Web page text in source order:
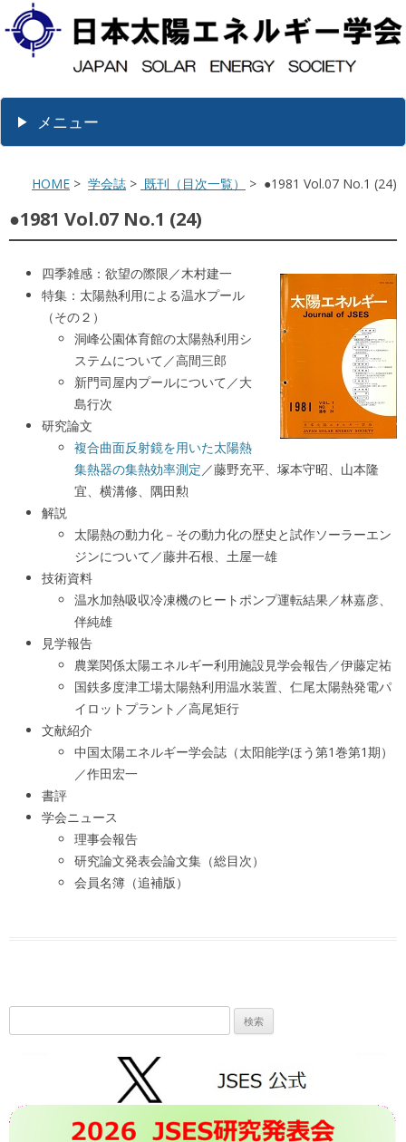
メニュー
HOME > 学会誌 > 既刊（目次一覧） > ●1981 Vol.07 No.1 (24)
●1981 Vol.07 No.1 (24)
四季雑感：欲望の際限／木村建一
特集：太陽熱利用による温水プール
（その２）
洞峰公園体育館の太陽熱利用シ
ステムについて／高間三郎
新門司屋内プールについて／大
島行次
研究論文
複合曲面反射鏡を用いた太陽熱
集熱器の集熱効率測定／藤野充平、塚本守昭、山本隆
宜、横溝修、隅田勲
解説
太陽熱の動力化－その動力化の歴史と試作ソーラーエン
ジンについて／藤井石根、土屋一雄
技術資料
温水加熱吸収冷凍機のヒートポンプ運転結果／林嘉彦、
伴純雄
見学報告
農業関係太陽エネルギー利用施設見学会報告／伊藤定祐
国鉄多度津工場太陽熱利用温水装置、仁尾太陽熱発電パ
イロットプラント／高尾矩行
文献紹介
中国太陽エネルギー学会誌（太阳能学ほう第1巻第1期）
／作田宏一
書評
学会ニュース
理事会報告
研究論文発表会論文集（総目次）
会員名簿（追補版）
索: